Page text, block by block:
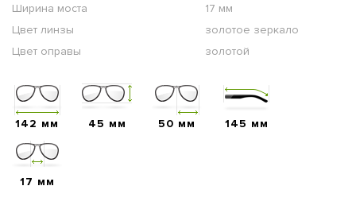
Ширина моста
17 мм
Цвет линзы
золотое зеркало
Цвет оправы
золотой
142 мм 45 мм 50 мм 145 мм
17 мм